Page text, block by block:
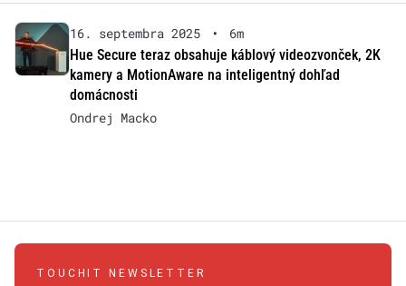
16. septembra 2025 •
6m
Hue Secure teraz obsahuje káblový videozvonček, 2K
kamery a MotionAware na inteligentný dohľad
domácnosti
Ondrej Macko
TOUCHIT NEWSLETTER